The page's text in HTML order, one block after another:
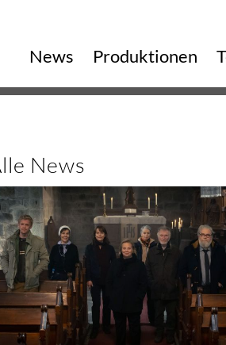
überspringen
News Produktionen
News